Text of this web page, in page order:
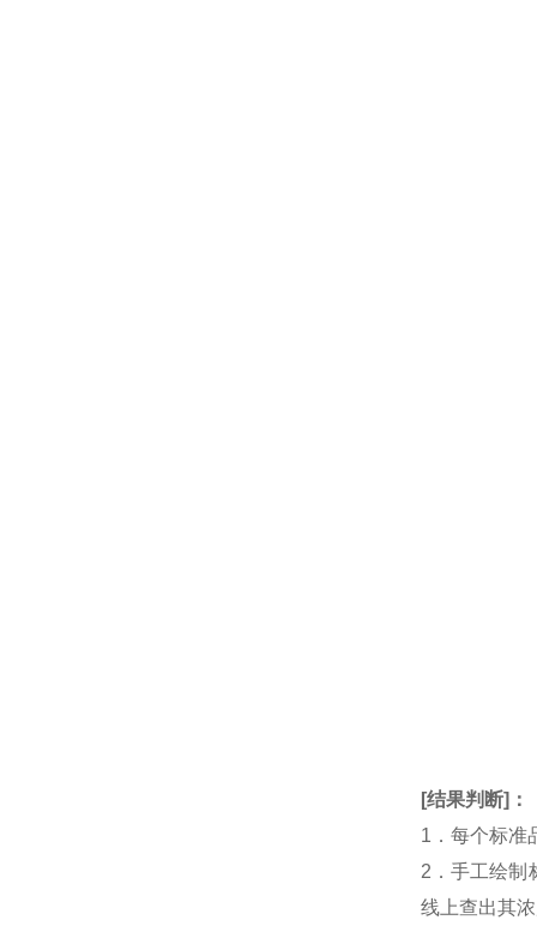
[结果判断]：
1．每个标准
2．手工绘制
线上查出其